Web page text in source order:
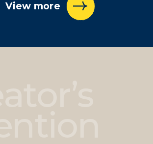
View more